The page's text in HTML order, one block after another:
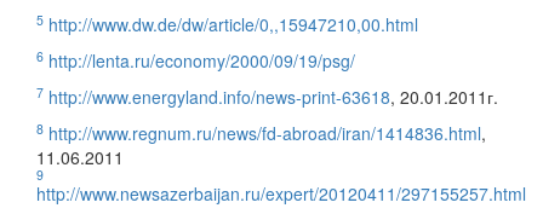
5 http://www.dw.de/dw/article/0,,15947210,00.html
6 http://lenta.ru/economy/2000/09/19/psg/
7 http://www.energyland.info/news-print-63618, 20.01.2011г.
8 http://www.regnum.ru/news/fd-abroad/iran/1414836.html,
11.06.2011
9
http://www.newsazerbaijan.ru/expert/20120411/297155257.html